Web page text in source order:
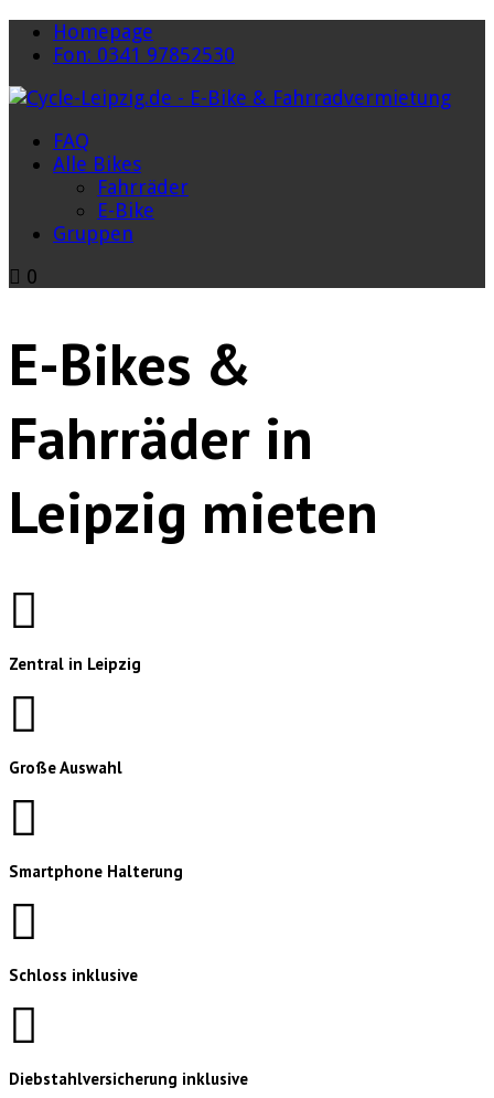
Homepage
Fon: 0341 97852530
FAQ
Alle Bikes
Fahrräder
E-Bike
Gruppen
0
E-Bikes &
Fahrräder in
Leipzig mieten
Zentral in Leipzig
Große Auswahl
Smartphone Halterung
Schloss inklusive
Diebstahlversicherung inklusive